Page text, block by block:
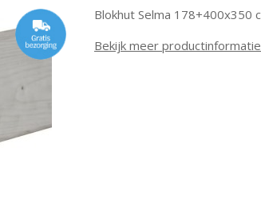
Blokhut Selma 178+400x350
Bekijk meer